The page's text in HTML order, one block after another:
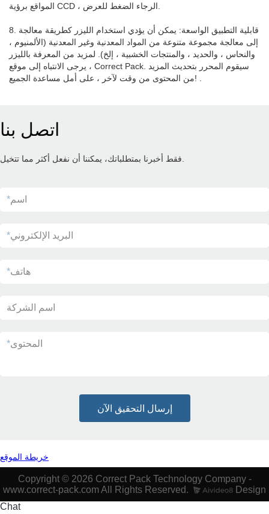
8. قابلية التطبيق الواسعة: يمكن أن يؤدي استخدام الليزر كطريقة معالجة
إلى معالجة مجموعة متنوعة من المواد المعدنية وغير المعدنية (الألمنيوم ،
والنحاس ، والحديد ، والمنتجات الخشبية ، إلخ). لمزيد من المعرفة بالليزر
، يرجى الانتباه إلى موقع Correct Pack. سيقوم المحرر بتحديث المزيد
من المحتوى من وقت لآخر ، على أمل مساعدة الجميع! .
اتصل بنا
*اسم
*البريد الإلكتروني
*هاتف
اسم الشركة
*المحتوى
إرسال التحقيق الآن
خريطة الموقع
Copyright © 2026 Correct Pack Technology Company -
www.correct-pack.com All Rights Reserved.
Design
Chat